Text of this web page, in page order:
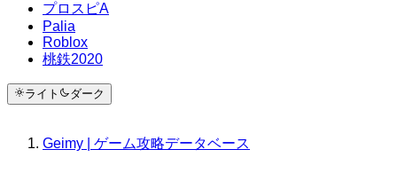
プロスピA
Palia
Roblox
桃鉄2020
ライト ダーク
Geimy | ゲーム攻略データベース